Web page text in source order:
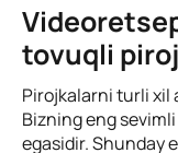
tovuqli
Pirojkalarni turli xil
Bizning eng
egasidir. Shunday